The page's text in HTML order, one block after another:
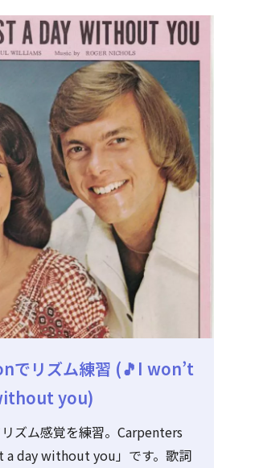
でリズム練習 (🎵I won’t
you)
ズム感覚を練習。Carpenters
a day without you」です。歌詞